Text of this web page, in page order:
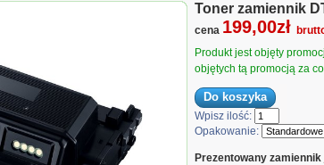
Toner zamiennik
cena 199,00zł
Produkt jest objęty
objętych tą promocją za
Wpisz ilość:
Opakowanie:
Prezentowany